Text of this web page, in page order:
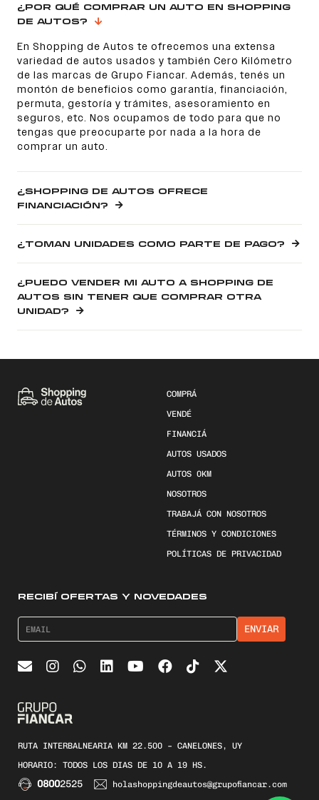
¿POR QUÉ COMPRAR UN AUTO EN SHOPPING
DE AUTOS?
En Shopping de Autos te ofrecemos una extensa
variedad de autos usados y también Cero Kilómetro
de las marcas de Grupo Fiancar. Además, tenés un
montón de beneficios como garantía, financiación,
permuta, gestoría y trámites, asesoramiento en
seguros, etc. Nos ocupamos de todo para que no
tengas que preocuparte por nada a la hora de
comprar un auto.
¿SHOPPING DE AUTOS OFRECE
FINANCIACIÓN?
¿TOMAN UNIDADES COMO PARTE DE PAGO?
¿PUEDO VENDER MI AUTO A SHOPPING DE
AUTOS SIN TENER QUE COMPRAR OTRA
UNIDAD?
COMPRÁ
VENDÉ
FINANCIÁ
AUTOS USADOS
AUTOS 0KM
NOSOTROS
TRABAJÁ CON NOSOTROS
TÉRMINOS Y CONDICIONES
POLÍTICAS DE PRIVACIDAD
RECIBÍ OFERTAS Y NOVEDADES
RUTA INTERBALNEARIA KM 22.500 – CANELONES, UY
HORARIO: TODOS LOS DIAS DE 10 A 19 HS.
08002525 holashoppingdeautos@grupofiancar.com